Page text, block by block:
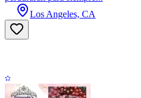
Los Angeles, CA